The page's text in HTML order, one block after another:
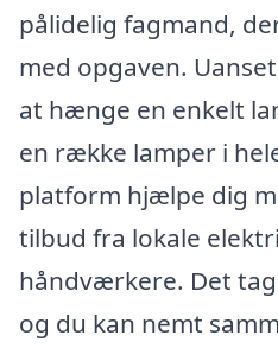
pålidelig fagmand,
med opgaven.
at hænge en enkelt
en række lamper i
platform hjælpe dig
tilbud fra lokale
håndværkere. Det
og du kan nemt